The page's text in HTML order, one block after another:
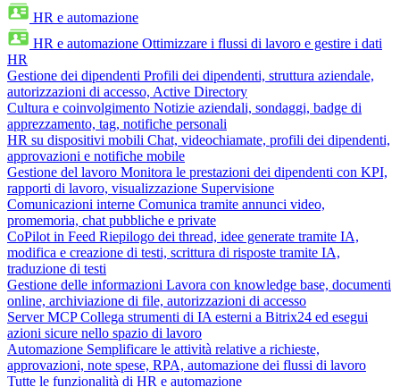
HR e automazione
HR e automazione Ottimizzare i flussi di lavoro e gestire i dati
HR
Gestione dei dipendenti Profili dei dipendenti, struttura aziendale,
autorizzazioni di accesso, Active Directory
Cultura e coinvolgimento Notizie aziendali, sondaggi, badge di
apprezzamento, tag, notifiche personali
HR su dispositivi mobili Chat, videochiamate, profili dei dipendenti,
approvazioni e notifiche mobile
Gestione del lavoro Monitora le prestazioni dei dipendenti con KPI,
rapporti di lavoro, visualizzazione Supervisione
Comunicazioni interne Comunica tramite annunci video,
promemoria, chat pubbliche e private
CoPilot in Feed Riepilogo dei thread, idee generate tramite IA,
modifica e creazione di testi, scrittura di risposte tramite IA,
traduzione di testi
Gestione delle informazioni Lavora con knowledge base, documenti
online, archiviazione di file, autorizzazioni di accesso
Server MCP Collega strumenti di IA esterni a Bitrix24 ed esegui
azioni sicure nello spazio di lavoro
Automazione Semplificare le attività relative a richieste,
approvazioni, note spese, RPA, automazione dei flussi di lavoro
Tutte le funzionalità di HR e automazione